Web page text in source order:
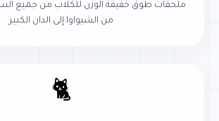
ملحقات طوق خفيفة الوزن للكلاب من جميع
من الشيواوا إلى الدان الكبير
🐈